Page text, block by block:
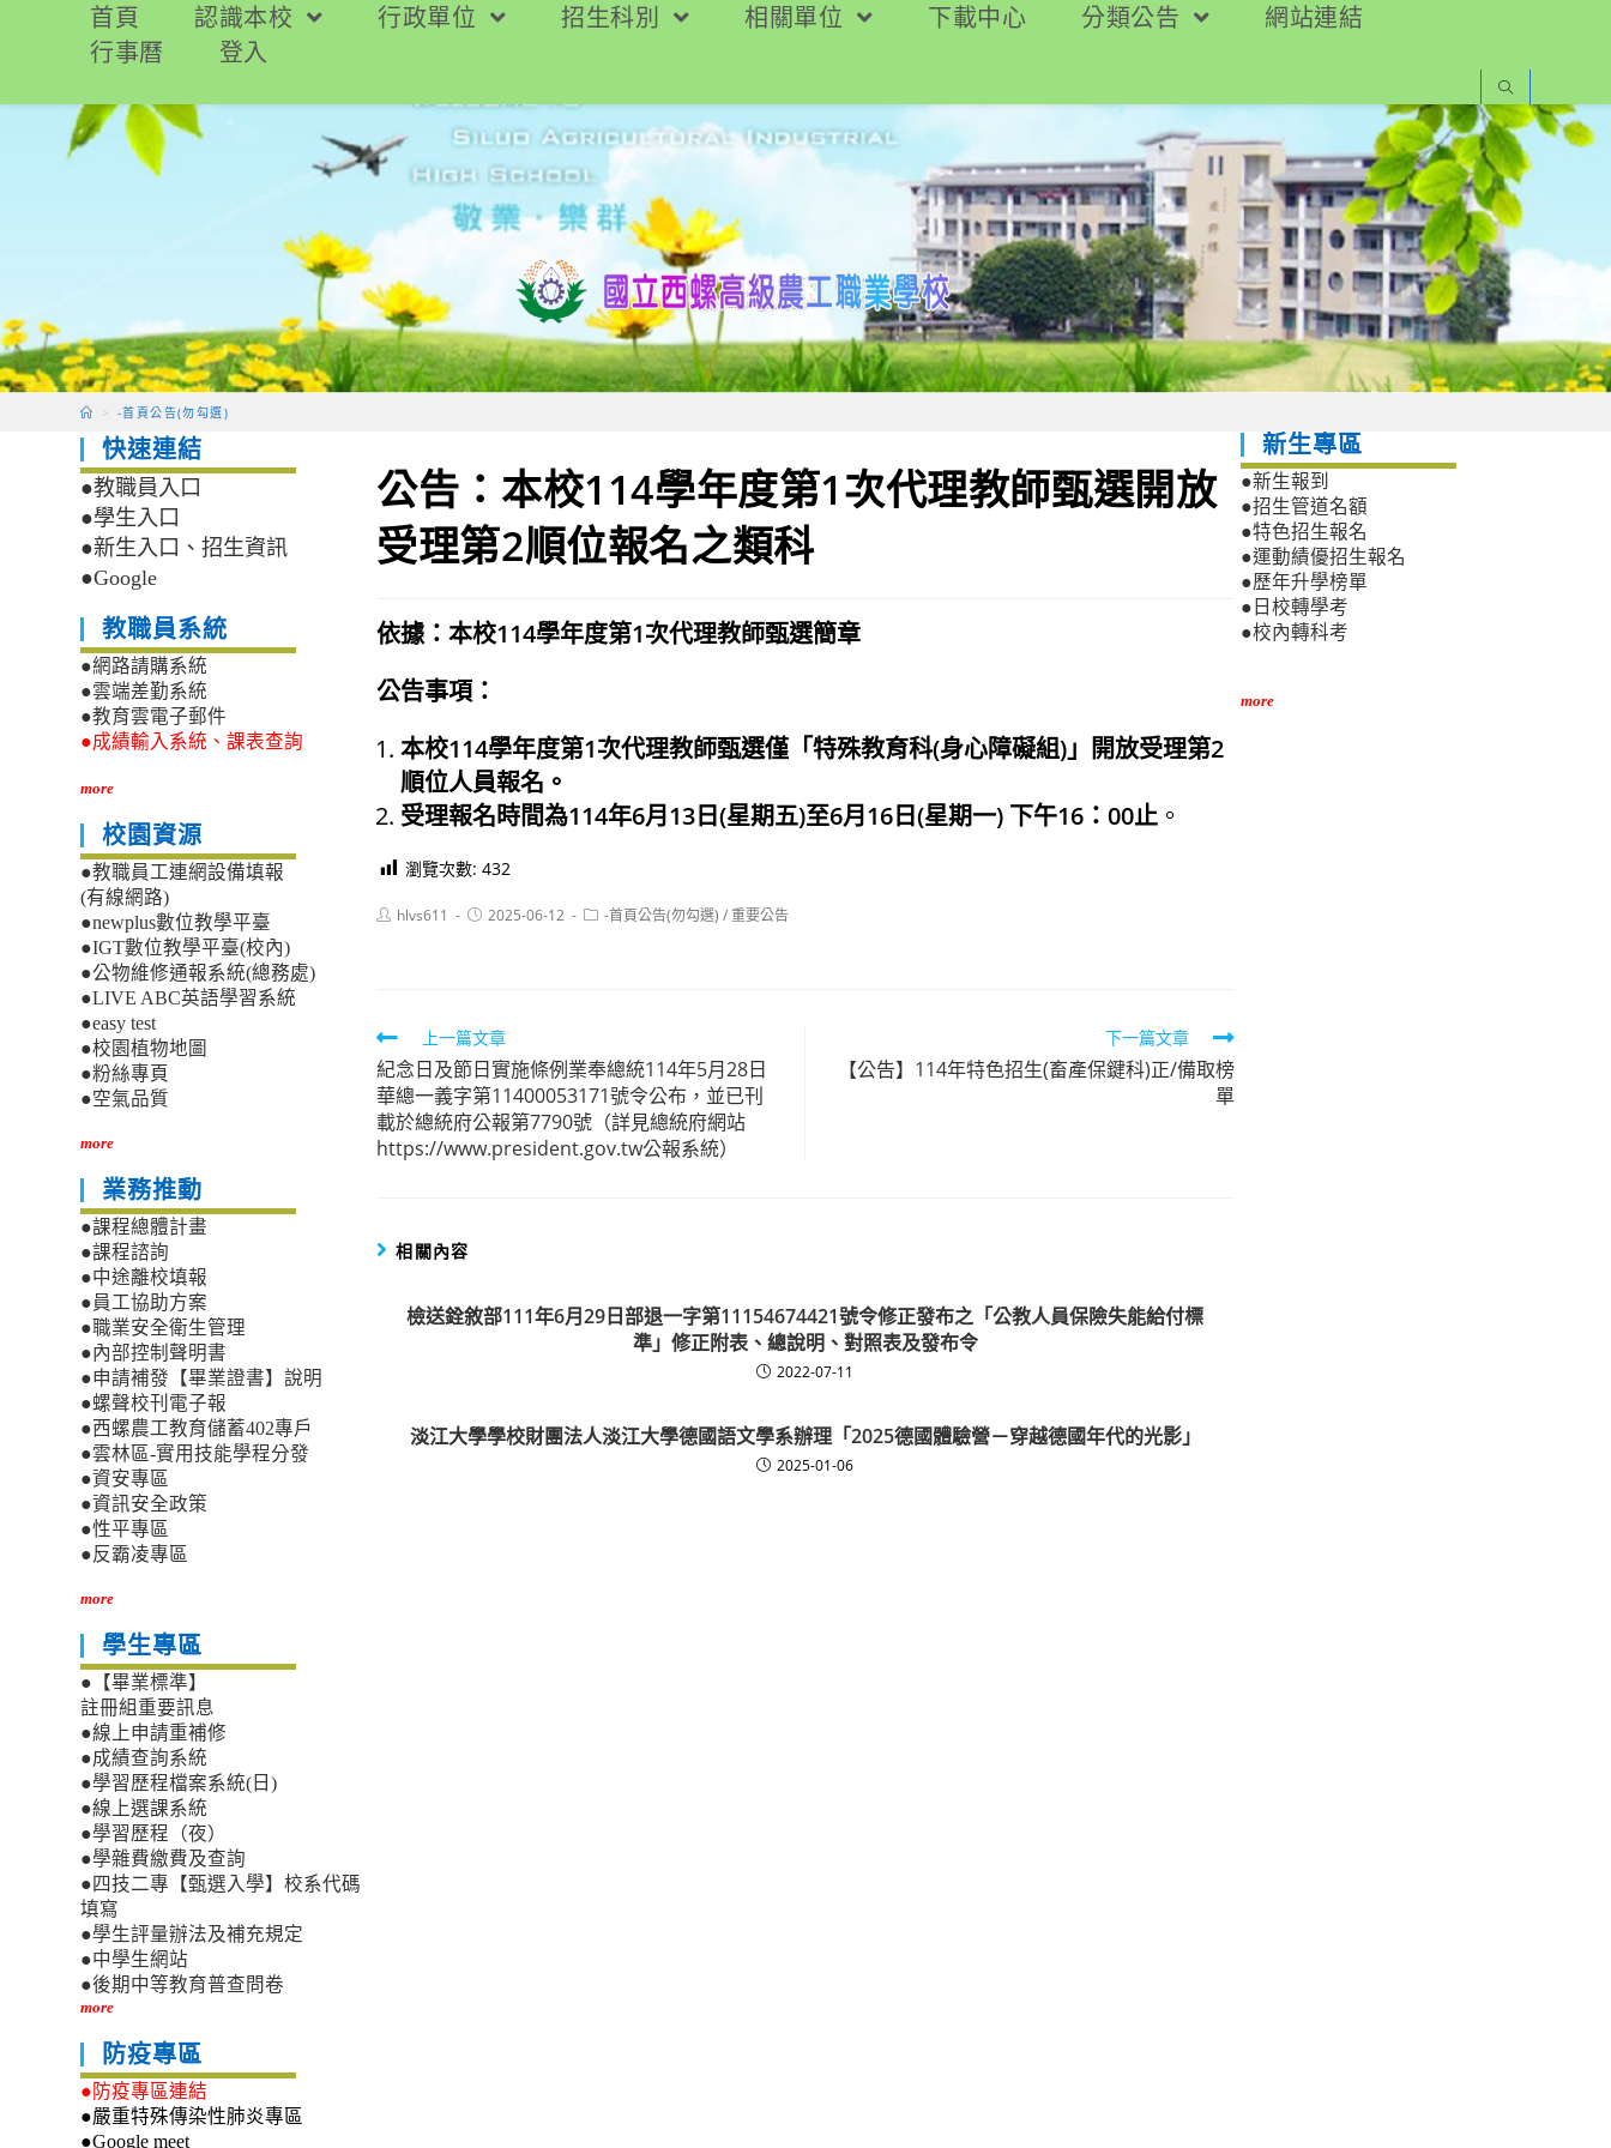
要
首頁 認識本校 行政單位 招生科別 相關單位 下載中心 分類公告
網站連結
行事曆
登入
> -首頁公告(勿勾選)
公告：本校114學年度第1次代理教師甄選開放
受理第2順位報名之類科
依據：本校114學年度第1次代理教師甄選簡章
公告事項：
本校114學年度第1次代理教師甄選僅「特殊教育科(身心障礙組)」開放受理第2
順位人員報名。
受理報名時間為114年6月13日(星期五)至6月16日(星期一) 下午16：00止 。
瀏覽次數: 432
Posthlvs611
Post2025-06-12
Post-首頁公告(勿勾選) /重要公告
Read
more
articles
上一篇文章
紀念日及節日實施條例業奉總統114年5月28日
華總一義字第11400053171號令公布，並已刊
載於總統府公報第7790號（詳見總統府網站
https://www.president.gov.tw公報系統）
下一篇文章
【公告】114年特色招生(畜產保鍵科)正/備取榜
單
相關內容
檢送銓敘部111年6月29日部退一字第11154674421號令修正發布之「公教人員保險失能給付標
準」修正附表、總說明、對照表及發布令
2022-07-11
淡江大學學校財團法人淡江大學德國語文學系辦理「2025德國體驗營－穿越德國年代的光影」
2025-01-06
快速連結
●教職員入口
●學生入口
●新生入口、招生資訊
●Google
教職員系統
●網路請購系統
●雲端差勤系統
●教育雲電子郵件
●成績輸入系統、課表查詢
more
校園資源
●教職員工連網設備填報
(有線網路)
●newplus數位教學平臺
●IGT數位教學平臺(校內)
●公物維修通報系統(總務處)
●LIVE ABC英語學習系統
●easy test
●校園植物地圖
●粉絲專頁
●空氣品質
more
業務推動
●課程總體計畫
●課程諮詢
●中途離校填報
●員工協助方案
●職業安全衛生管理
●內部控制聲明書
●申請補發【畢業證書】說明
●螺聲校刊電子報
●西螺農工教育儲蓄402專戶
●雲林區-實用技能學程分發
●資安專區
●資訊安全政策
●性平專區
●反霸凌專區
more
學生專區
●【畢業標準】
註冊組重要訊息
●線上申請重補修
●成績查詢系統
●學習歷程檔案系統(日)
●線上選課系統
●學習歷程（夜）
●學雜費繳費及查詢
●四技二專【甄選入學】校系代碼
填寫
●學生評量辦法及補充規定
●中學生網站
●後期中等教育普查問卷
more
防疫專區
●防疫專區連結
●嚴重特殊傳染性肺炎專區
●Google meet
新生專區
●新生報到
●招生管道名額
●特色招生報名
●運動績優招生報名
●歷年升學榜單
●日校轉學考
●校內轉科考
more